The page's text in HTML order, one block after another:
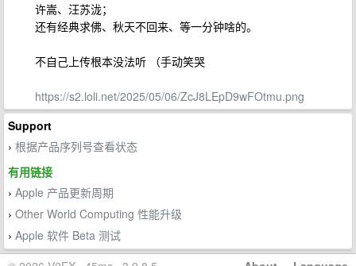
许嵩、汪苏泷；
还有经典求佛、秋天不回来、等一分钟啥的。
不自己上传根本没法听 （手动笑哭
https://s2.loli.net/2025/05/06/ZcJ8LEpD9wFOtmu.png
Support
› 根据产品序列号查看状态
有用链接
› Apple 产品更新周期
› Other World Computing 性能升级
› Apple 软件 Beta 测试